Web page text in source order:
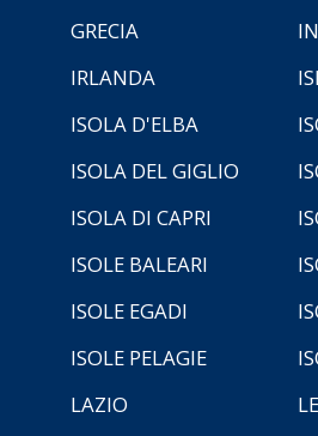
GRECIA
IRLANDA
ISOLA D'ELBA
ISOLA DEL GIGLIO
ISOLA DI CAPRI
ISOLE BALEARI
ISOLE EGADI
ISOLE PELAGIE
LAZIO